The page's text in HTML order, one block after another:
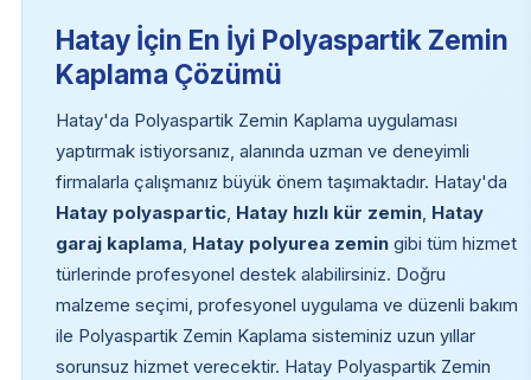
Hatay İçin En İyi Polyaspartik Zemin
Kaplama Çözümü
Hatay'da Polyaspartik Zemin Kaplama uygulaması
yaptırmak istiyorsanız, alanında uzman ve deneyimli
firmalarla çalışmanız büyük önem taşımaktadır. Hatay'da
Hatay polyaspartic, Hatay hızlı kür zemin, Hatay
garaj kaplama, Hatay polyurea zemingibi tüm hizmet
türlerinde profesyonel destek alabilirsiniz. Doğru
malzeme seçimi, profesyonel uygulama ve düzenli bakım
ile Polyaspartik Zemin Kaplama sisteminiz uzun yıllar
sorunsuz hizmet verecektir. Hatay Polyaspartik Zemin